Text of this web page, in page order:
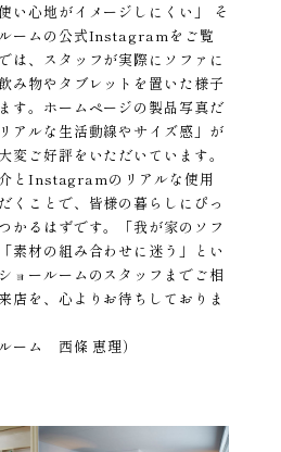
い心地がイメージしにくい」 そ
ームの公式Instagramをご覧
は、スタッフが実際にソファに
み物やタブレットを置いた様子
す。ホームページの製品写真だ
アルな生活動線やサイズ感」が
変ご好評をいただいています。
とInstagramのリアルな使用
くことで、皆様の暮らしにぴっ
かるはずです。「我が家のソフ
素材の組み合わせに迷う」とい
ョールームのスタッフまでご相
店を、心よりお待ちしておりま
ーム 西條 恵理）